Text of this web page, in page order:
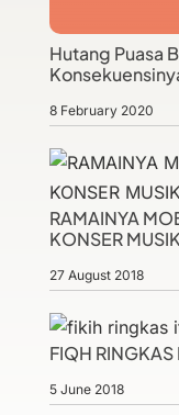
Hutang Puasa
8 February 2020
RAMAINYA
KONSER
27 August 2018
FIQH RINGKAS
5 June 2018